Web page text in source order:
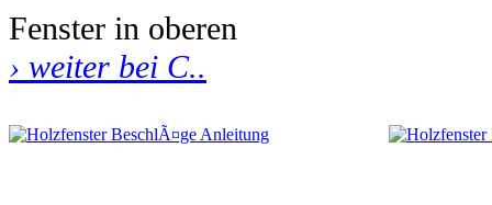
Fenster in oberen
› weiter bei C..